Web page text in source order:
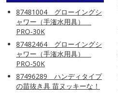
87481004 グローイングシ
ャワー（手潅水用具）
PRO-30K
87482464 グローイングシ
ャワー（手潅水用具）
PRO-50K
87496289 ハンディタイプ
の苗抜き具 苗ヌッキーな！